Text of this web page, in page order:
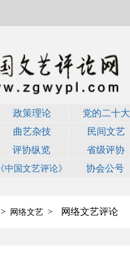
政策理论 党的二十大
曲艺杂技
民间文艺
评协纵览 省级评协
《中国文艺评论》 协会公号
> 网络文艺 > 网络文艺评论